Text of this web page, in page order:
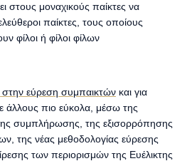
στους μοναχικούς παίκτες να
παίκτες, τους οποίους
φίλοι ή φίλοι φίλων
στην εύρεση συμπαικτών και για
άλλους πιο εύκολα, μέσω της
συμπλήρωσης, της εξισορρόπησης
της νέας μεθοδολογίας εύρεσης
των περιορισμών της Ευέλικτης